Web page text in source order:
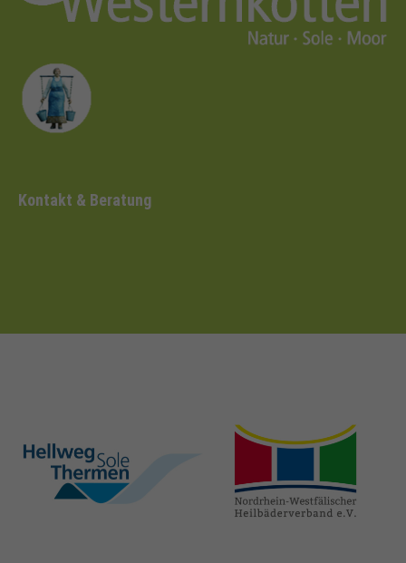
Kontakt & Beratung
hellweg-sole-
thermen.de
heilbaeder.de